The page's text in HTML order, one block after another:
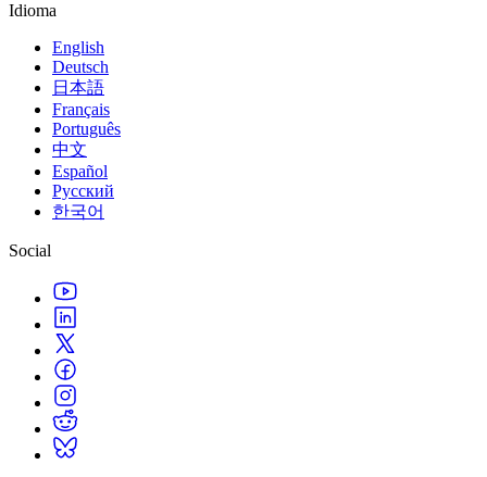
Idioma
English
Deutsch
日本語
Français
Português
中文
Español
Русский
한국어
Social